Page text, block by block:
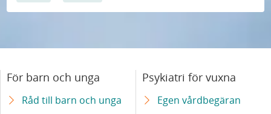
För barn och unga
Råd till barn och unga
Psykiatri för vuxna
Egen vårdbegäran